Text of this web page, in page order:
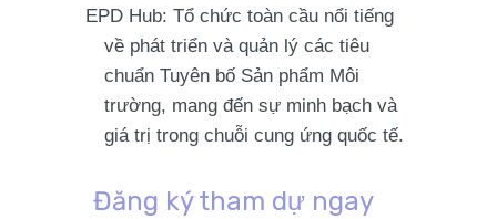
EPD Hub: Tổ chức toàn cầu nổi tiếng
về phát triển và quản lý các tiêu
chuẩn Tuyên bố Sản phẩm Môi
trường, mang đến sự minh bạch và
giá trị trong chuỗi cung ứng quốc tế.
Đăng ký tham dự ngay